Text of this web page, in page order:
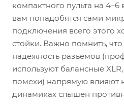
компактного пульта на
вам понадобятся сами
подключения всего этого
стойки. Важно помнить,
надежность разъемов
используют балансные
помехи) напрямую влияют
динамиках слышен